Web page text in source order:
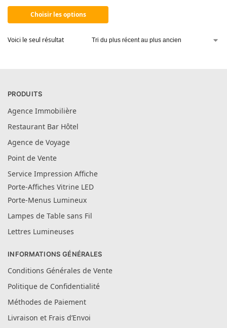
Choisir les options
Voici le seul résultat
PRODUITS
Agence Immobilière
Restaurant Bar Hôtel
Agence de Voyage
Point de Vente
Service Impression Affiche
Porte-Affiches Vitrine LED
Porte-Menus Lumineux
Lampes de Table sans Fil
Lettres Lumineuses
INFORMATIONS GÉNÉRALES
Conditions Générales de Vente
Politique de Confidentialité
Méthodes de Paiement
Livraison et Frais d’Envoi